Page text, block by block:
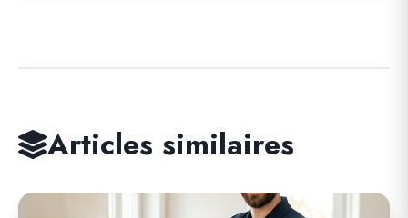
Articles similaires